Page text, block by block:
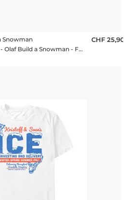
Snowman
Disney - La Reine des neiges - Olaf Build a Snowman - Femme T-shirt
CHF 25,90